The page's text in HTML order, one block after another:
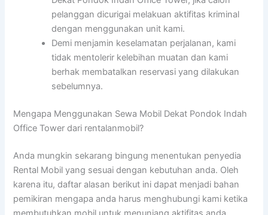
pelanggan dicurigai melakuan aktifitas kriminal
dengan menggunakan unit kami.
Demi menjamin keselamatan perjalanan, kami
tidak mentolerir kelebihan muatan dan kami
berhak membatalkan reservasi yang dilakukan
sebelumnya.
Mengapa Menggunakan Sewa Mobil Dekat Pondok Indah
Office Tower dari rentalanmobil?
Anda mungkin sekarang bingung menentukan penyedia
Rental Mobil yang sesuai dengan kebutuhan anda. Oleh
karena itu, daftar alasan berikut ini dapat menjadi bahan
pemikiran mengapa anda harus menghubungi kami ketika